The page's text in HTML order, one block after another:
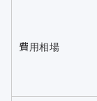
費用相場